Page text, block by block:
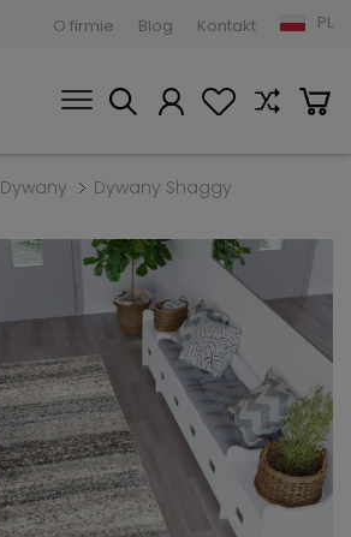
O firmie Blog Kontakt PL
Dywany Dywany Shaggy